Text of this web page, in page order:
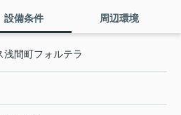
設備条件 周辺環境
浅間町フォルテラ